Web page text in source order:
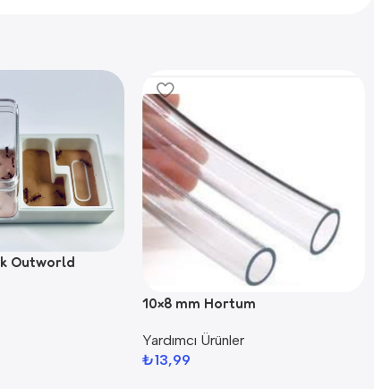
Outworld
10×8 mm Hortum
Yardımcı Ürünler
₺13,99